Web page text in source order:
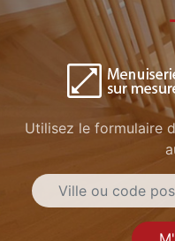
Utilisez le formulaire